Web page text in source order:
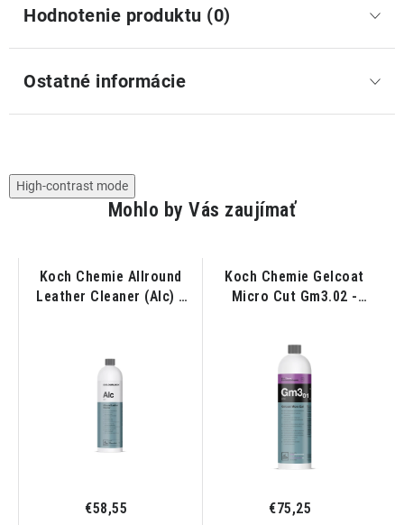
Hodnotenie produktu (0)
Ostatné informácie
High-contrast mode
Mohlo by Vás zaujímať
Koch Chemie Allround
Leather Cleaner (Alc) -
€58,55
Koch Chemie Gelcoat
Micro Cut Gm3.02 -
€75,25